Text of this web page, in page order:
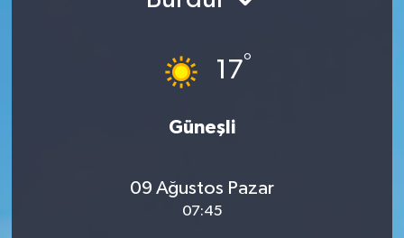
17°
Güneşli
09 Ağustos Pazar
07:45